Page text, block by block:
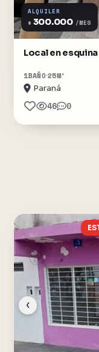
ALQUILER
$ 300.000 /MES
Local en esquina
1BAÑO25M²
Paraná
46 0
‹